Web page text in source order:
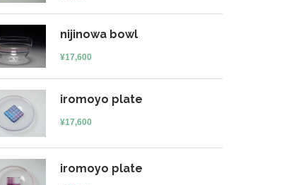
nijinowa bowl
¥17,600
iromoyo plate
¥17,600
iromoyo plate